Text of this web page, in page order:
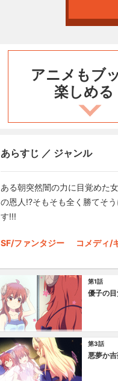
アニメもブ
楽しめる
あらすじ ／ ジャンル
ある朝突然闇の力に目覚めた
の恩人!?そもそも全く勝てそ
す!!!
SF/ファンタジー コメディ/
第1話
優子の
第3話
悪夢か